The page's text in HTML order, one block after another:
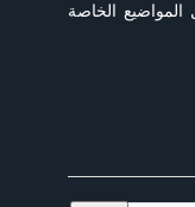
المواضيع الخاصة